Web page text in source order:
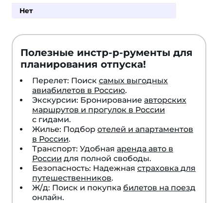
Нет
Полезные инстр-р-рументы для
планирования отпуска!
Перелет: Поиск самых выгодных
авиабилетов в Россию.
Экскурсии: Бронирование авторских
маршрутов и прогулок в России
с гидами.
Жилье: Подбор отелей и апартаментов
в России.
Транспорт: Удобная аренда авто в
России для полной свободы.
Безопасность: Надежная страховка для
путешественников.
Ж/д: Поиск и покупка билетов на поезд
онлайн.